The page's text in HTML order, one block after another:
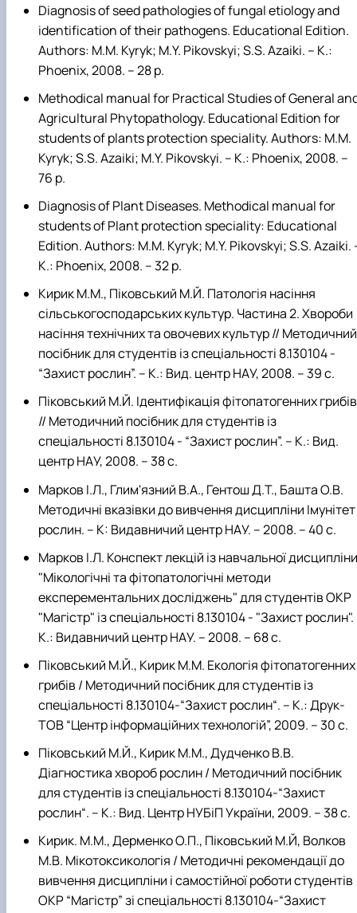
Diagnosis of seed pathologies of fungal etiology and
identification of their pathogens. Educational Edition.
Authors: M.M. Kyryk; M.Y. Pikovskyi; S.S. Azaiki. – K.:
Phoenix, 2008. – 28 p.
Methodical manual for Practical Studies of General
Agricultural Phytopathology. Educational Edition for
students of plants protection speciality. Authors: M.M.
Kyryk; S.S. Azaiki; M.Y. Pikovskyi. ­– K.: Phoenix, 2008. –
76 p.
Diagnosis of Plant Diseases. Methodical manual for
students of Plant protection speciality: Educational
Edition. Authors: M.M. Kyryk; M.Y. Pikovskyi; S.S. Azaiki.
K.: Phoenix, 2008. – 32 p.
Кирик М.М., Піковський М.Й. Патологія насіння
сільськогосподарських культур. Частина 2. Хвороби
насіння технічних та овочевих культур // Методичний
посібник для студентів із спеціальності 8.130104 -
“Захист рослин”. – К.: Вид. центр НАУ, 2008. – 39 с.
Піковський М.Й. Ідентифікація фітопатогенних грибів
// Методичний посібник для студентів із
спеціальності 8.130104 - “Захист рослин”. – К.: Вид.
центр НАУ, 2008. – 38 с.
Марков І.Л., Глим'язний В.А., Гентош Д.Т., Башта О.В.
Методичні вказівки до вивчення дисципліни Імунітет
рослин. – К: Видавничий центр НАУ. – 2008. – 40 с.
Марков І.Л. Конспект лекцій із навчальної дисципліни
"Мікологічні та фітопатологічні методи
експерементальних досліджень" для студентів ОКР
"Магістр" із спеціальності 8.130104 - "Захист рослин".
К.: Видавничий центр НАУ. – 2008. – 68 с.
Піковський М.Й., Кирик М.М. Екологія фітопатогенних
грибів / Методичний посібник для студентів із
спеціальності 8.130104-“Захист рослин“. – К.: Друк-
ТОВ “Центр інформаційних технологій”, 2009. – 30 с.
Піковський М.Й., Кирик М.М., Дудченко В.В.
Діагностика хвороб рослин / Методичний посібник
для студентів із спеціальності 8.130104-“Захист
рослин“. – К.: Вид. Центр НУБіП України, 2009. – 38 с.
Кирик. М.М., Дерменко О.П., Піковський М.Й, Волков
М.В. Мікотоксикологія / Методичні рекомендації до
вивчення дисципліни і самостійної роботи студентів
ОКР “Магістр” зі спеціальності 8.130104-“Захист